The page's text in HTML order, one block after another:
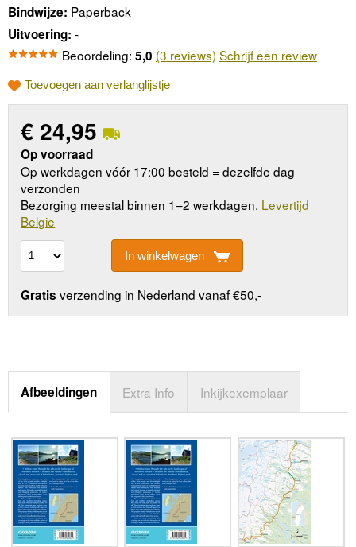
Bindwijze: Paperback
Uitvoering: -
Beoordeling: 5,0 (3 reviews) Schrijf een review
Toevoegen aan verlanglijstje
€ 24,95
Op voorraad
Op werkdagen vóór 17:00 besteld = dezelfde dag
verzonden
Bezorging meestal binnen 1–2 werkdagen. Levertijd
Belgie
In winkelwagen
Gratis verzending in Nederland vanaf €50,-
Afbeeldingen Extra Info Inkijkexemplaar